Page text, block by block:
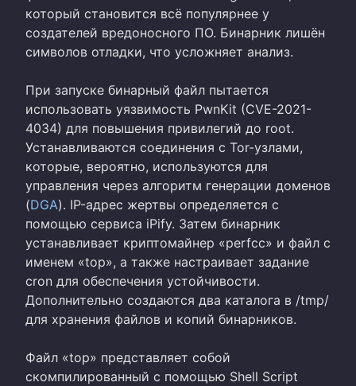
который становится всё популярнее у
создателей вредоносного ПО. Бинарник лишён
символов отладки, что усложняет анализ.
При запуске бинарный файл пытается
использовать уязвимость PwnKit (CVE-2021-
4034) для повышения привилегий до root.
Устанавливаются соединения с Tor-узлами,
которые, вероятно, используются для
управления через алгоритм генерации доменов
(DGA). IP-адрес жертвы определяется с
помощью сервиса iPify. Затем бинарник
устанавливает криптомайнер «perfcc» и файл с
именем «top», а также настраивает задание
cron для обеспечения устойчивости.
Дополнительно создаются два каталога в /tmp/
для хранения файлов и копий бинарников.
Файл «top» представляет собой
скомпилированный с помощью Shell Script